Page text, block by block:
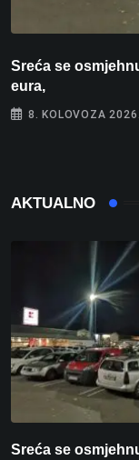
Sreća se
eura,
8. KOLOVOZA 2026.
AKTUALNO
Sreća se